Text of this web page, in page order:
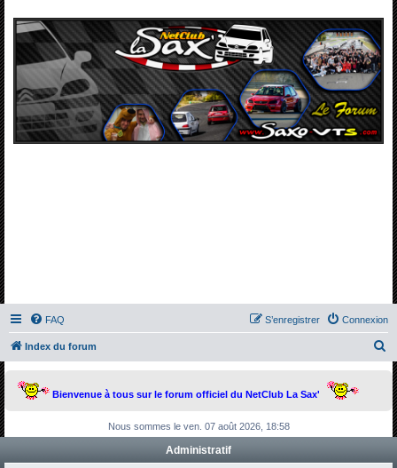
FAQ Connexion
S’enregistrer
Index du forum
Bienvenue à tous sur le forum officiel du NetClub La Sax'
Nous sommes le ven. 07 août 2026, 18:58
Administratif